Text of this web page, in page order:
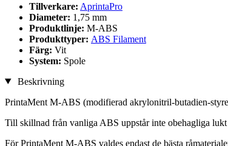
Tillverkare: AprintaPro
Diameter: 1,75 mm
Produktlinje: M-ABS
Produkttyper: ABS Filament
Färg: Vit
System: Spole
Beskrivning
PrintaMent M-ABS (modifierad akrylonitril-butadien-
Till skillnad från vanliga ABS uppstår inte obehagliga
För PrintaMent M-ABS valdes endast de bästa